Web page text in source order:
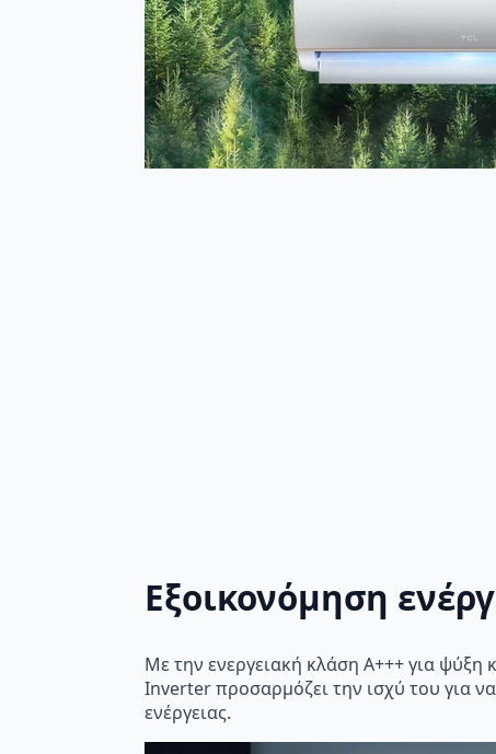
Εξοικονόμηση
Με την ενεργειακή κλάση A+++ για ψύξη
Inverter προσαρμόζει την ισχύ του για
ενέργειας.